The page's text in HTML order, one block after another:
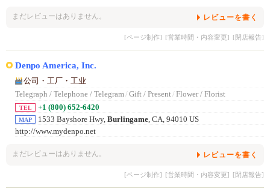
まだレビューはありません。 レビューを書く
[ページ制作] [営業時間・内容変更] [閉店報告]
Denpo America, Inc.
公司・工厂・工业
Telegraph / Telephone / Telegram / Gift / Present / Flower / Florist
TEL +1 (800) 652-6420
MAP 1533 Bayshore Hwy, Burlingame , CA, 94010 US
http://www.mydenpo.net
まだレビューはありません。 レビューを書く
[ページ制作] [営業時間・内容変更] [閉店報告]